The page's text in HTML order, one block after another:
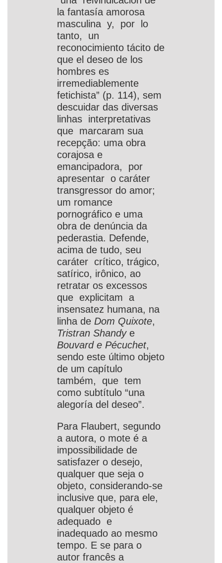
la fantasía amorosa
masculina y, por lo
tanto, un
reconocimiento tácito de
que el deseo de los
hombres es
irremediablemente
fetichista” (p. 114), sem
descuidar das diversas
linhas interpretativas
que marcaram sua
recepção: uma obra
corajosa e
emancipadora, por
apresentar o caráter
transgressor do amor;
um romance
pornográfico e uma
obra de denúncia da
pederastia. Defende,
acima de tudo, seu
caráter crítico, trágico,
satírico, irônico, ao
retratar os excessos
que explicitam a
insensatez humana, na
linha de Dom Quixote,
Tristran Shandy e
Bouvard e Pécuchet,
sendo este último objeto
de um capítulo
também, que tem
como subtítulo “una
alegoría del deseo”.
Para Flaubert, segundo
a autora, o mote é a
impossibilidade de
satisfazer o desejo,
qualquer que seja o
objeto, considerando-se
inclusive que, para ele,
qualquer objeto é
adequado e
inadequado ao mesmo
tempo. E se para o
autor francês a